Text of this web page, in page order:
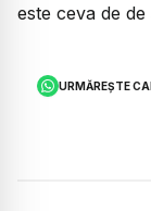
este ceva de
URMĂREȘTE